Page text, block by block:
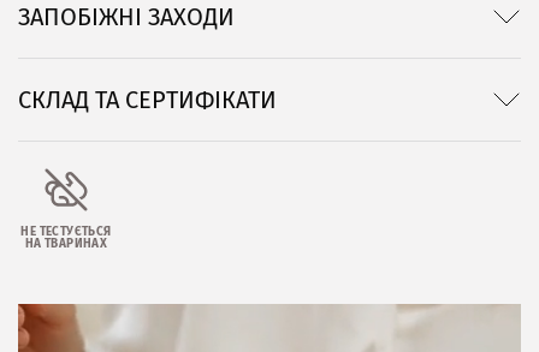
ЗАПОБІЖНІ ЗАХОДИ
СКЛАД ТА СЕРТИФІКАТИ
НЕ ТЕСТУЄТЬСЯ
НА ТВАРИНАХ